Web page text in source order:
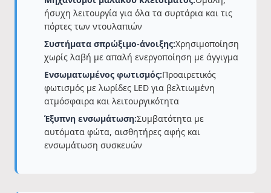
ήσυχη λειτουργία για όλα τα συρτάρια και τις
πόρτες των ντουλαπιών
Συστήματα σπρώξιμο-άνοιξης:Χρησιμοποίηση
χωρίς λαβή με απαλή ενεργοποίηση με άγγιγμα
Ενσωματωμένος φωτισμός:Προαιρετικός
φωτισμός με λωρίδες LED για βελτιωμένη
ατμόσφαιρα και λειτουργικότητα
Έξυπνη ενσωμάτωση:Συμβατότητα με
αυτόματα φώτα, αισθητήρες αφής και
ενσωμάτωση συσκευών